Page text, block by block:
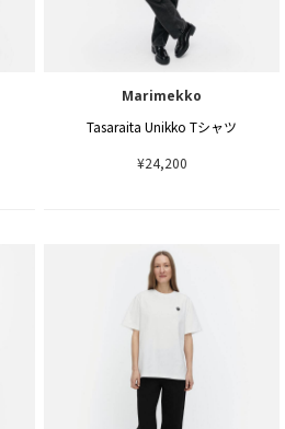
Marimekko
Tasaraita Unikko Tシャツ
¥24,200